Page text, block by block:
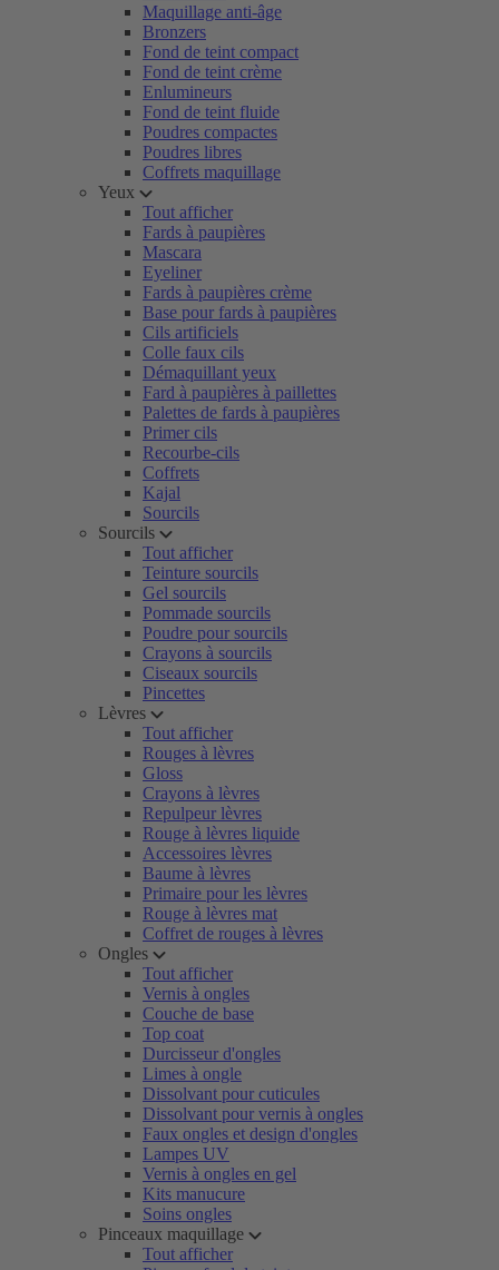
Maquillage anti-âge
Bronzers
Fond de teint compact
Fond de teint crème
Enlumineurs
Fond de teint fluide
Poudres compactes
Poudres libres
Coffrets maquillage
Yeux
Tout afficher
Fards à paupières
Mascara
Eyeliner
Fards à paupières crème
Base pour fards à paupières
Cils artificiels
Colle faux cils
Démaquillant yeux
Fard à paupières à paillettes
Palettes de fards à paupières
Primer cils
Recourbe-cils
Coffrets
Kajal
Sourcils
Sourcils
Tout afficher
Teinture sourcils
Gel sourcils
Pommade sourcils
Poudre pour sourcils
Crayons à sourcils
Ciseaux sourcils
Pincettes
Lèvres
Tout afficher
Rouges à lèvres
Gloss
Crayons à lèvres
Repulpeur lèvres
Rouge à lèvres liquide
Accessoires lèvres
Baume à lèvres
Primaire pour les lèvres
Rouge à lèvres mat
Coffret de rouges à lèvres
Ongles
Tout afficher
Vernis à ongles
Couche de base
Top coat
Durcisseur d'ongles
Limes à ongle
Dissolvant pour cuticules
Dissolvant pour vernis à ongles
Faux ongles et design d'ongles
Lampes UV
Vernis à ongles en gel
Kits manucure
Soins ongles
Pinceaux maquillage
Tout afficher